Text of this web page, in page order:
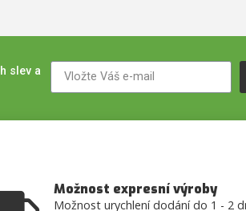
slev a
Možnost expresní výroby
Možnost urychlení dodání do 1 - 2